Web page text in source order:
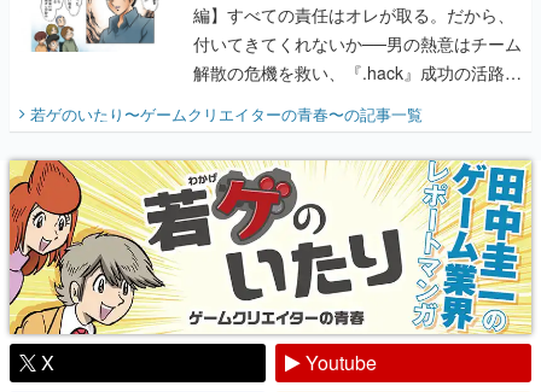
編】すべての責任はオレが取る。だから、
付いてきてくれないか──男の熱意はチーム
解散の危機を救い、『.hack』成功の活路を
『少年ジャンプ』色だった【若ゲのいた
り】
若ゲのいたり〜ゲームクリエイターの青春〜の記事一覧
X
Youtube